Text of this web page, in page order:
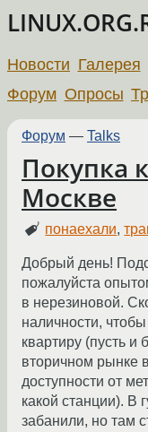
Новости Галерея
Форум Опросы
Форум — Talks
Покупка
Москве
понаехали,
Добрый день!
пожалуйста
в нерезиновой.
наличности,
квартиру (пусть и
вторичном рынке
доступности от
какой станции). В
забанили, но там